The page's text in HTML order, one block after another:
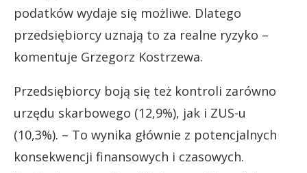
podatków wydaje się możliwe. Dlatego
przedsiębiorcy uznają to za realne ryzyko –
komentuje Grzegorz Kostrzewa.
Przedsiębiorcy boją się też kontroli zarówno
urzędu skarbowego (12,9%), jak i ZUS-u
(10,3%). – To wynika głównie z potencjalnych
konsekwencji finansowych i czasowych.